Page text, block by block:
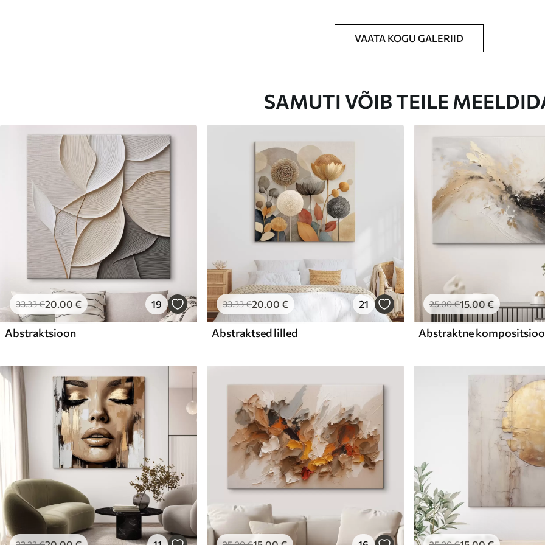
VAATA KOGU GALERIID
SAMUTI VÕIB TEILE
33.33€20.00 € 19
Abstraktsioon
33.33€20.00 € 21
Abstraktsed lilled
25.00€15.00 €